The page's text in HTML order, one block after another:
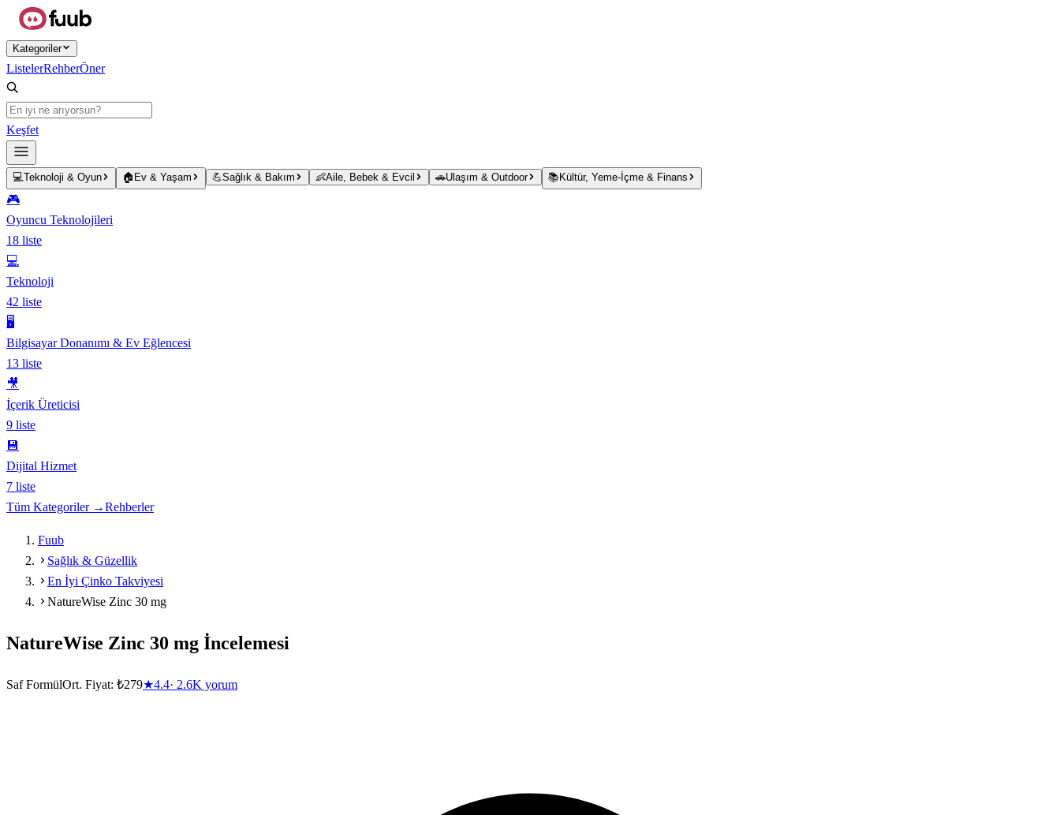
Ana içeriğe atla
Kategoriler
ListelerRehberÖner
Keşfet
💻Teknoloji & Oyun 🏠 Ev & Yaşam 💪Sağlık & Bakım 👶Aile, Bebek & Evcil 🚗Ulaşım & Outdoor 📚 Kültür, Yeme-İçme & Finans
🎮
Oyuncu Teknolojileri
18 liste
💻
Teknoloji
42 liste
🖥️
Bilgisayar Donanımı & Ev Eğlencesi
13 liste
🎥
İçerik Üreticisi
9 liste
💾
Dijital Hizmet
7 liste
Tüm Kategoriler →Rehberler
Fuub
Sağlık & Güzellik
En İyi Çinko Takviyesi
NatureWise Zinc 30 mg
NatureWise Zinc 30 mg İncelemesi
Saf FormülOrt. Fiyat: ₺279★4.4· 2.6K yorum